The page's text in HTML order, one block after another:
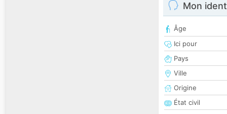
Mon
Âge
Ici pour
Pays
Ville
Origine
État civil